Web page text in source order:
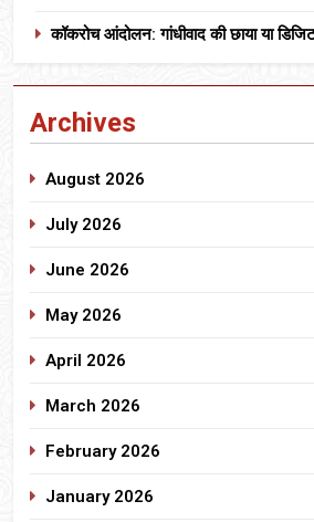
कॉकरोच आंदोलन: गांधीवाद की छाया या
Archives
August 2026
July 2026
June 2026
May 2026
April 2026
March 2026
February 2026
January 2026